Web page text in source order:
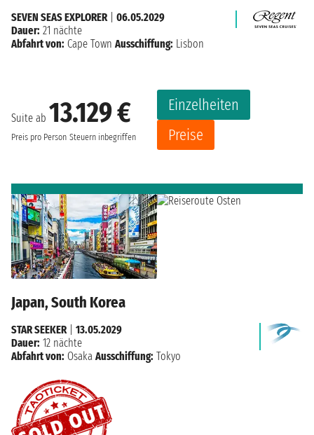
Suite ab 13.129 €
Preis pro Person Steuern inbegriffen
Einzelheiten
Preise
SEVEN SEAS EXPLORER
06.05.2029
Dauer: 21 nächte
Abfahrt von: Cape Town Ausschiffung: Lisbon
Japan, South Korea
STAR SEEKER| 13.05.2029
Dauer: 12 nächte
Abfahrt von: Osaka Ausschiffung: Tokyo